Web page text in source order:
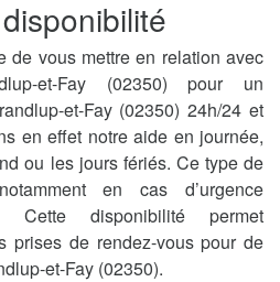
de vous mettre en relation avec
et-Fay (02350) pour un
et-Fay (02350) 24h/24 et
en effet notre aide en journée,
ou les jours fériés. Ce type de
en cas d’urgence
Cette disponibilité permet
prises de rendez-vous pour de
et-Fay (02350).